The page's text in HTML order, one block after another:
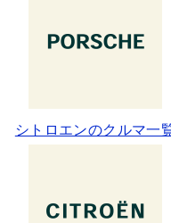
シトロエンのクルマ一